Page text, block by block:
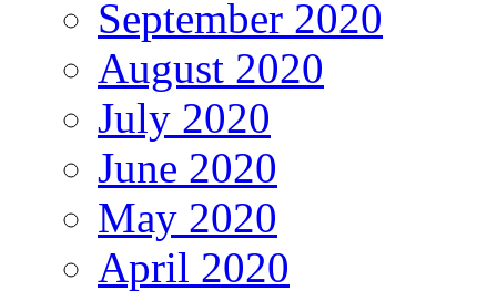
September 2020
August 2020
July 2020
June 2020
May 2020
April 2020